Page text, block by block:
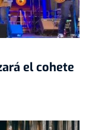
el cohete